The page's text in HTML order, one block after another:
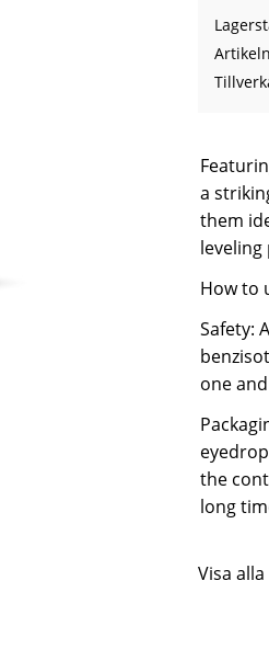
a
them
How to
Safety:
one
the
long
Visa